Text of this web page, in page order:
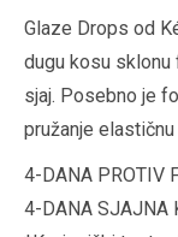
Glaze Drops od
dugu kosu
sjaj. Posebno je
pružanje
4-DANA PROTIV
4-DANA SJAJNA